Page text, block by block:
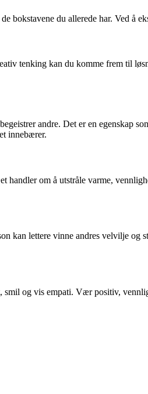
bokstavene du allerede har. Ved å
tenking kan du komme frem til
andre. Det er en egenskap
innebærer.
om å utstråle varme,
kan lettere vinne andres velvilje og
og vis empati. Vær positiv,